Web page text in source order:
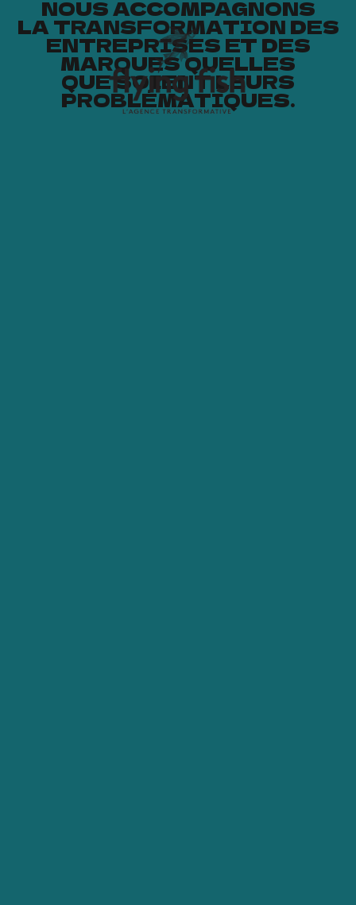
NOUS ACCOMPAGNONS
LA TRANSFORMATION DES
ENTREPRISES ET DES
MARQUES QUELLES
QUE SOIENT LEURS
PROBLÉMATIQUES.